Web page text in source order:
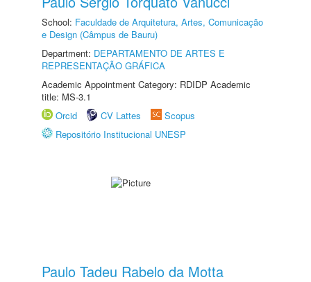
School: Faculdade de Arquitetura, Artes, Comunicação
e Design (Câmpus de Bauru)
Department: DEPARTAMENTO DE ARTES E
REPRESENTAÇÃO GRÁFICA
Academic Appointment Category: RDIDP Academic
title: MS-3.1
Orcid
CV Lattes
Scopus
Repositório Institucional UNESP
Paulo Tadeu Rabelo da Motta